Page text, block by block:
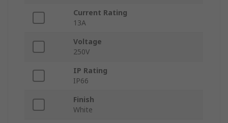
Current Rating
13A
Voltage
250V
IP Rating
IP66
Finish
White